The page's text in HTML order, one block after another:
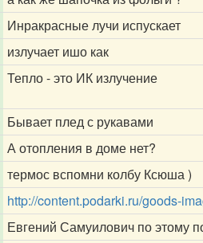
Инракрасные лучи испускает
излучает ишо как
Тепло - это ИК излучение
Бывает плед с рукавами
А отопления в доме нет?
термос вспомни колбу Ксюша )
http://content.podarki.ru/goods-
Евгений Самуилович по этому